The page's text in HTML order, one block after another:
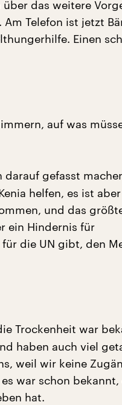
das weitere
Telefon ist jetzt
Einen
auf was
darauf gefasst
helfen, es ist
und das
ein Hindernis für
die UN gibt, den
Trockenheit war
haben auch viel
weil wir keine
war schon bekannt,
hat.